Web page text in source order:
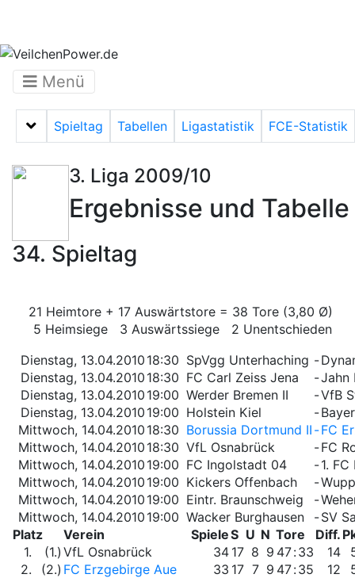
Menü
Menü auf-/zuklappen
Spieltag Tabellen Ligastatistik FCE-Statistik
3. Liga 2009/10
Ergebnisse und Tabelle
34. Spieltag
21 Heimtore + 17 Auswärtstore = 38 Tore (3,80 Ø)
5 Heimsiege 3 Auswärtssiege 2 Unentschieden
Dienstag, 13.04.2010 18:30 SpVgg Unterhaching -
Dienstag, 13.04.2010 18:30 FC Carl Zeiss Jena -Jahn
Dienstag, 13.04.2010 19:00 Werder Bremen II -VfB
Dienstag, 13.04.2010 19:00 Holstein Kiel -
Mittwoch, 14.04.2010 18:30 Borussia Dortmund II -FC
Mittwoch, 14.04.2010 18:30 VfL Osnabrück -FC
Mittwoch, 14.04.2010 19:00 FC Ingolstadt 04 -1.
Mittwoch, 14.04.2010 19:00 Kickers Offenbach -
Mittwoch, 14.04.2010 19:00 Eintr. Braunschweig -
Mittwoch, 14.04.2010 19:00 Wacker Burghausen -SV
Platz
Verein SpieleS U N Tore Diff.
1.
(1.) VfL Osnabrück 34 17 8 9 47:33 14
2.
(2.) FC Erzgebirge Aue 33 17 7 9 47:35 12